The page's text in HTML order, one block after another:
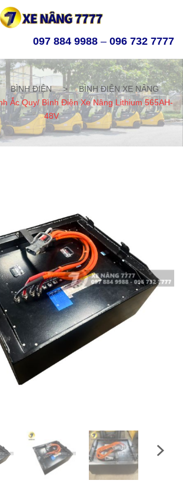
097 884 9988 – 096 732 7777
BÌNH ĐIỆN >
BÌNH ĐIỆN XE NÂNG
Ắc Quy/ Bình Điện Xe Nâng Lithium 565AH-
48V